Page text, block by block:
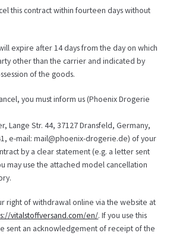
this contract within fourteen days without
expire after 14 days from the day on which
other than the carrier and indicated by
of the goods.
you must inform us (Phoenix Drogerie
Lange Str. 44, 37127 Dransfeld, Germany,
e-mail: mail@phoenix-drogerie.de) of your
by a clear statement (e.g. a letter sent
may use the attached model cancellation
right of withdrawal online via the website at
vitalstoffversand.com/en/. If you use this
sent an acknowledgement of receipt of the